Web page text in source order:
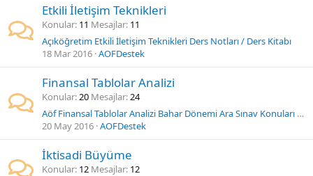
Etkili İletişim Teknikleri
Konular 11 Mesajlar 11
Açıköğretim Etkili İletişim Teknikleri Ders Notları / Ders Kitabı
18 Mar 2016 AOFDestek
Finansal Tablolar Analizi
Konular 20 Mesajlar 24
Aöf Finansal Tablolar Analizi Bahar Dönemi Ara Sınav Konuları Deneme Sınavı
20 May 2016 AOFDestek
İktisadi Büyüme
Konular 12 Mesajlar 12